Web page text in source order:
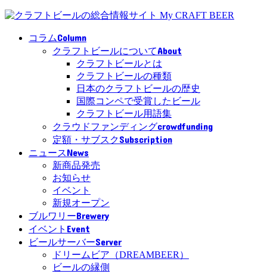
コラムColumn
クラフトビールについてAbout
クラフトビールとは
クラフトビールの種類
日本のクラフトビールの歴史
国際コンペで受賞したビール
クラフトビール用語集
クラウドファンディングcrowdfunding
定額・サブスクSubscription
ニュースNews
新商品発売
お知らせ
イベント
新規オープン
ブルワリーBrewery
イベント Event
ビールサーバーServer
ドリームビア（DREAMBEER）
ビールの縁側